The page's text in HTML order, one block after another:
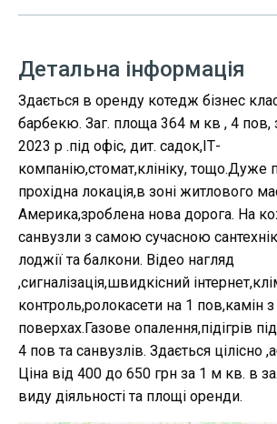
Детальна інформація
Здається в оренду котедж бізнес
барбекю. Заг. площа 364 м кв , 4 пов,
2023 р .під офіс, дит. садок,ІТ-
компанію,стомат,клініку, тощо.Дуже
прохідна локація,в зоні житлового
Америка,зроблена нова дорога. На
санвузли з самою сучасною
лоджії та балкони. Відео нагляд
,сигналізація,швидкісний
контроль,ролокасети на 1 пов,камін
поверхах.Газове опалення,підігрів
4 пов та санвузлів. Здається цілісно
Ціна від 400 до 650 грн за 1 м кв. в
виду діяльності та площі оренди.